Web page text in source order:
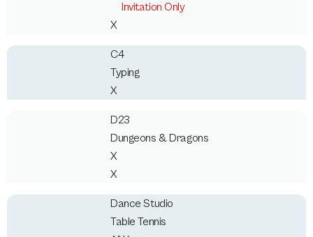
Invitation Only
X
C4
Typing
X
D23
Dungeons & Dragons
X
X
Dance Studio
Table Tennis